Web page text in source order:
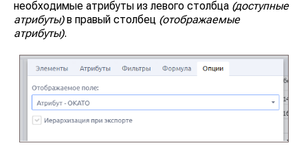
необходимые атрибуты из левого столбца (доступные
атрибуты)в правый столбец (отображаемые
атрибуты).